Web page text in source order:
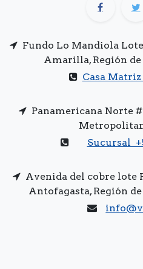
Fundo Lo Mandiola Lote
Amarilla, Región
Casa Matriz
Panamericana Norte #
Sucursal
Avenida del cobre lote
Antofagasta, Región